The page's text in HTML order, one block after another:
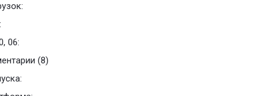
06:
(8)